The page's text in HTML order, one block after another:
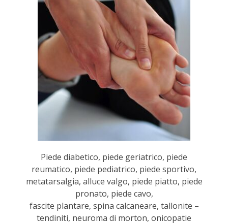
Piede diabetico, piede geriatrico, piede
reumatico, piede pediatrico, piede sportivo,
metatarsalgia, alluce valgo, piede piatto, piede
pronato, piede cavo,
fascite plantare, spina calcaneare, tallonite –
tendiniti, neuroma di morton, onicopatie